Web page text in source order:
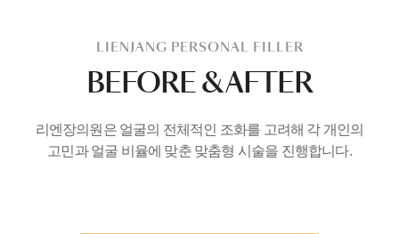
LIENJANG PERSONAL FILLER
BEFORE & AFTER
리엔장의원은 얼굴의 전체적인 조화를 고려해 각 개인의
고민과 얼굴 비율에 맞춘 맞춤형 시술을 진행합니다.